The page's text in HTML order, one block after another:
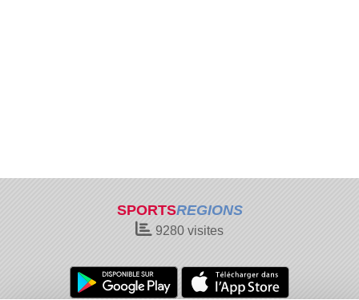
SPORTSREGIONS
9280 visites